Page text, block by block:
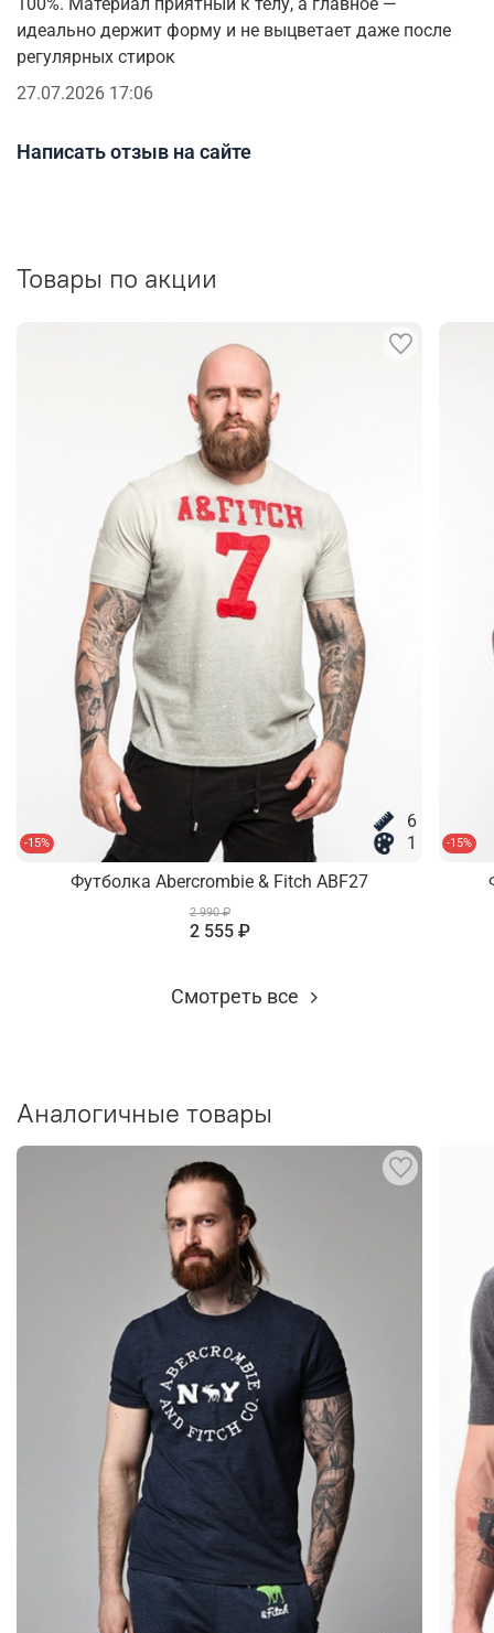
идеально держит форму и не выцветает даже после
регулярных стирок
27.07.2026 17:06
Написать отзыв на сайте
Товары по акции
-15%
6
1
Футболка Abercrombie & Fitch ABF27
2 990 ₽
2 555 ₽
-15%
Смотреть все
Аналогичные товары